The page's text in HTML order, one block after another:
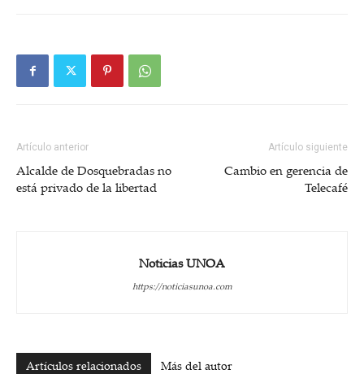
Artículo anterior
Alcalde de Dosquebradas no
está privado de la libertad
Artículo siguiente
Cambio en gerencia de
Telecafé
Noticias UNOA
https://noticiasunoa.com
Artículos relacionados Más del autor